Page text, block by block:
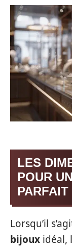
LES
POUR
PARFAIT
Lorsqu’il
bijoux idéal,